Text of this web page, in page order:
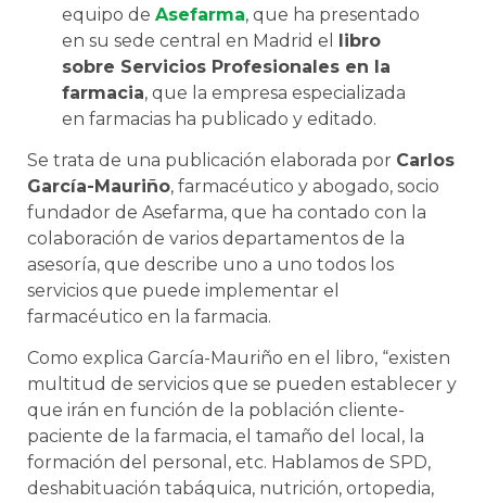
equipo de Asefarma, que ha presentado
en su sede central en Madrid el libro
sobre Servicios Profesionales en la
farmacia, que la empresa especializada
en farmacias ha publicado y editado.
Se trata de una publicación elaborada por Carlos
García-Mauriño, farmacéutico y abogado, socio
fundador de Asefarma, que ha contado con la
colaboración de varios departamentos de la
asesoría, que describe uno a uno todos los
servicios que puede implementar el
farmacéutico en la farmacia.
Como explica García-Mauriño en el libro, “existen
multitud de servicios que se pueden establecer y
que irán en función de la población cliente-
paciente de la farmacia, el tamaño del local, la
formación del personal, etc. Hablamos de SPD,
deshabituación tabáquica, nutrición, ortopedia,